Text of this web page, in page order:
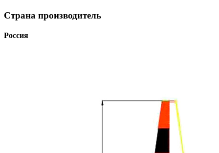
Страна производитель
Россия